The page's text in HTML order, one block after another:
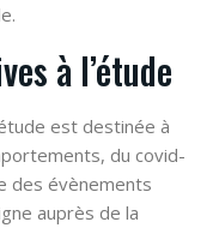
à l’étude
est destinée à
du covid-
des évènements
auprès de la